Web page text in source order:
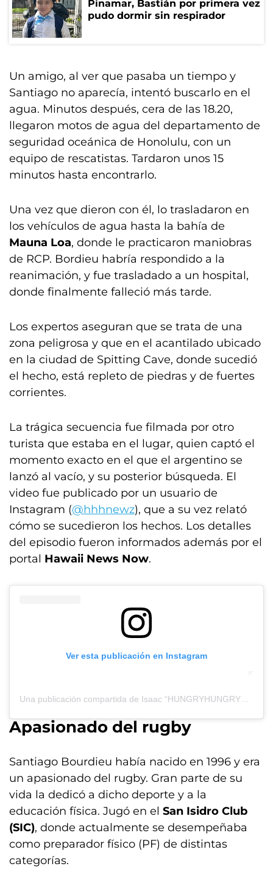
Pinamar, Bastián por primera vez
pudo dormir sin respirador
Un amigo, al ver que pasaba un tiempo y
Santiago no aparecía, intentó buscarlo en el
agua. Minutos después, cera de las 18.20,
llegaron motos de agua del departamento de
seguridad oceánica de Honolulu, con un
equipo de rescatistas. Tardaron unos 15
minutos hasta encontrarlo.
Una vez que dieron con él, lo trasladaron en
los vehículos de agua hasta la bahía de
Mauna Loa, donde le practicaron maniobras
de RCP. Bordieu habría respondido a la
reanimación, y fue trasladado a un hospital,
donde finalmente falleció más tarde.
Los expertos aseguran que se trata de una
zona peligrosa y que en el acantilado ubicado
en la ciudad de Spitting Cave, donde sucedió
el hecho, está repleto de piedras y de fuertes
corrientes.
La trágica secuencia fue filmada por otro
turista que estaba en el lugar, quien captó el
momento exacto en el que el argentino se
lanzó al vacío, y su posterior búsqueda. El
video fue publicado por un usuario de
Instagram (@hhhnewz), que a su vez relató
cómo se sucedieron los hechos. Los detalles
del episodio fueron informados además por el
portal Hawaii News Now.
Ver esta publicación en Instagram
Apasionado del rugby
Santiago Bourdieu había nacido en 1996 y era
un apasionado del rugby. Gran parte de su
vida la dedicó a dicho deporte y a la
educación física. Jugó en el San Isidro Club
(SIC), donde actualmente se desempeñaba
como preparador físico (PF) de distintas
categorías.